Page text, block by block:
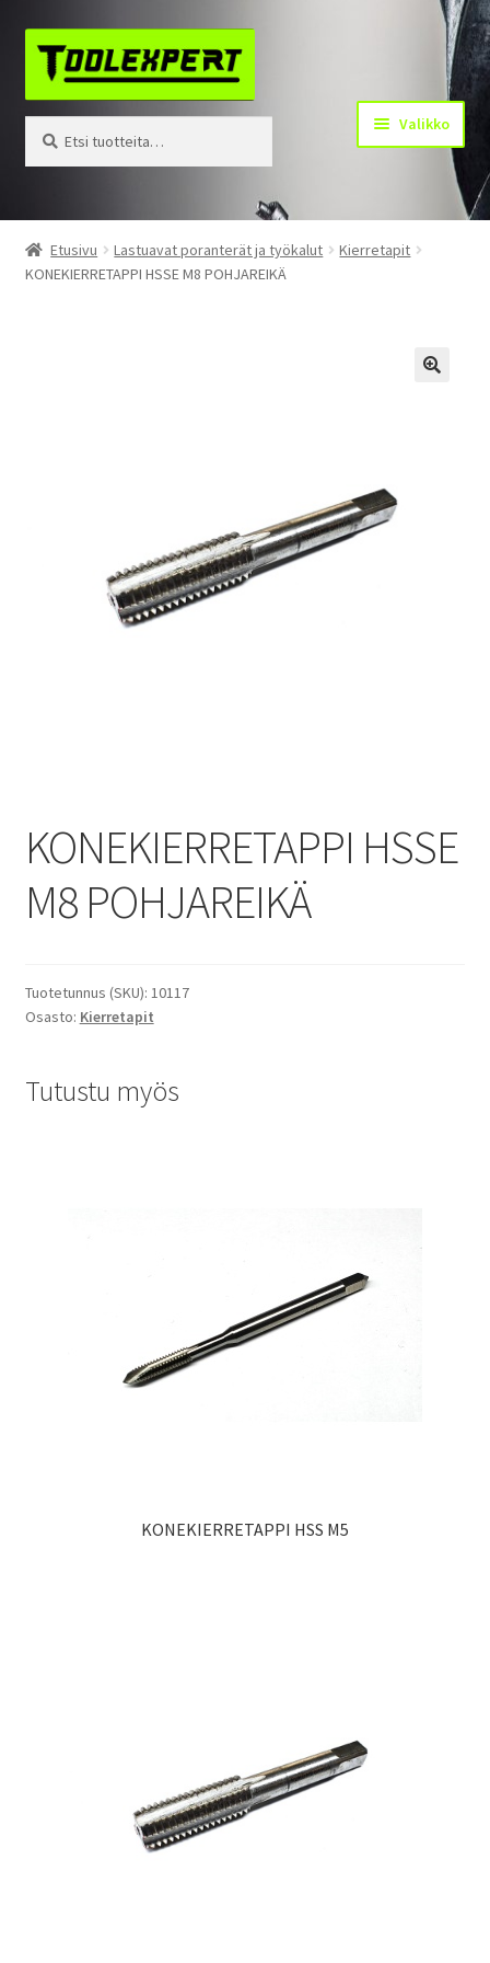
Siirry
navigointiin
Siirry
sisältöön
Valikko
Tuotteet
Yhteystiedot
Etusivu Lastuavat poranterät ja työkalut
Kierretapit
KONEKIERRETAPPI HSSE M8 POHJAREIKÄ
KONEKIERRETAPPI HSSE
M8 POHJAREIKÄ
Tuotetunnus (SKU): 10117
Osasto: Kierretapit
Tutustu myös
KONEKIERRETAPPI HSS M5